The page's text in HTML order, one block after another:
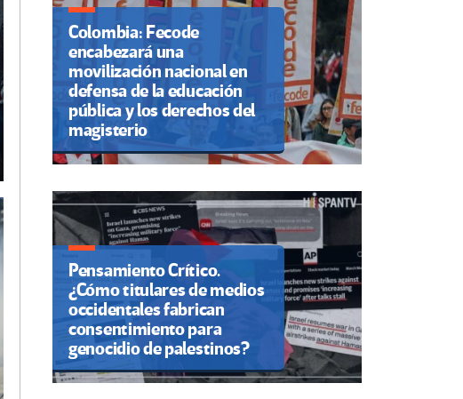
Colombia: Fecode
encabezará una
movilización nacional en
defensa de la educación
pública y los derechos del
magisterio
Pensamiento Crítico.
¿Cómo titulares de medios
occidentales fabrican
consentimiento para
genocidio de palestinos?